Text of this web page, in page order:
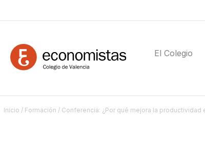
El Colegio
Inicio / Formación / Conferencia: ¿Por qué mejora la productividad